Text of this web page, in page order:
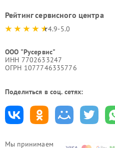
Мы принимаем
Рейтинг сервисного центра
4.9-5.0
ООО "Русервис"
ИНН 7702633247
ОГРН 1077746335776
Поделиться в соц. сетях: